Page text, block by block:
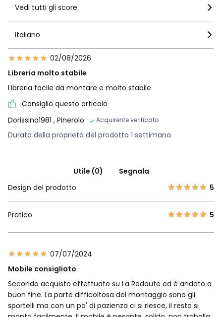
Vedi tutti gli score
Italiano
02/08/2026
Libreria molto stabile
Libreria facile da montare e molto stabile
Consiglio questo articolo
Dorissina1981 , Pinerolo Acquirente verificato
Durata della proprietà del prodotto 1 settimana
Utile (0)
Segnala
Design del prodotto
5
Pratico 5
07/07/2024
Mobile consigliato
Secondo acquisto effettuato su La Redoute ed è andato a
buon fine. La parte difficoltosa del montaggio sono gli
sportelli ma con un po' di pazienza ci si riesce, il resto si